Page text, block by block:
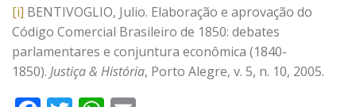
[i] BENTIVOGLIO, Julio. Elaboração e aprovação do
Código Comercial Brasileiro de 1850: debates
parlamentares e conjuntura econômica (1840-
1850). Justiça & História, Porto Alegre, v. 5, n. 10, 2005.